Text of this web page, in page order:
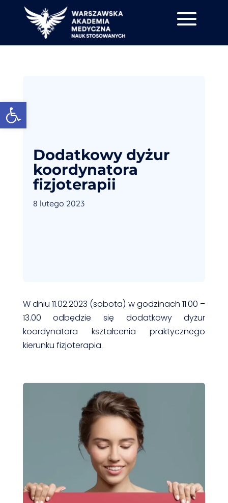
Dodatkowy dyżur
koordynatora
fizjoterapii
8 lutego 2023
W dniu 11.02.2023 (sobota) w godzinach 11.00 –
13.00 odbędzie się dodatkowy dyżur
koordynatora kształcenia praktycznego
kierunku fizjoterapia.
Otwórz pasek narzędzi